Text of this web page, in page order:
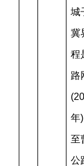
城
冀
程
路
年
至
公